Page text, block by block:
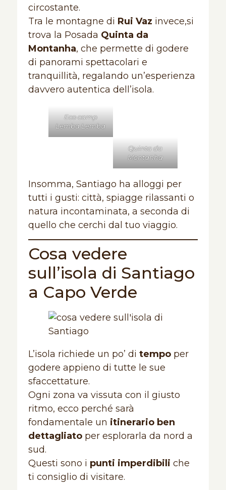
circostante.
Tra le montagne di Rui Vaz invece,si
trova la Posada Quinta da
Montanha, che permette di godere
di panorami spettacolari e
tranquillità, regalando un’esperienza
davvero autentica dell’isola.
Eco camp
Lemba Lemba
Quinta da
Montanha
Insomma, Santiago ha alloggi per
tutti i gusti: città, spiagge rilassanti o
natura incontaminata, a seconda di
quello che cerchi dal tuo viaggio.
Cosa vedere
sull’isola di Santiago
a Capo Verde
L’isola richiede un po’ di tempo per
godere appieno di tutte le sue
sfaccettature.
Ogni zona va vissuta con il giusto
ritmo, ecco perché sarà
fondamentale un itinerario ben
dettagliatoper esplorarla da nord a
sud.
Questi sono i punti imperdibili che
ti consiglio di visitare.